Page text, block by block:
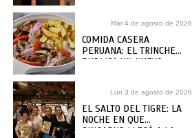
Mar 4 de agosto de 2026
COMIDA CASERA
PERUANA: EL TRINCHE
PUBLICA UN NUEVO
Lun 3 de agosto de 2026
EL SALTO DEL TIGRE: LA
NOCHE EN QUE
SINGAPUR LLEGÓ A LA